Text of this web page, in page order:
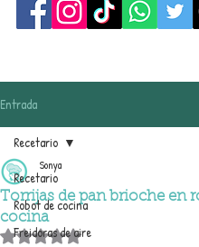
Entrada
Recetario
Robot de cocina
Freidoras de aire
Recetario
Torrijas de pan brioche en
cocina
Sonya
Obtuvo NaN de 5 estrellas.